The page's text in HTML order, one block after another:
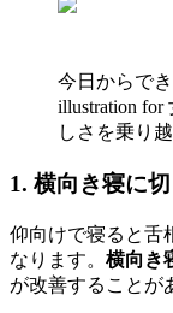
今日からで
illustration
しさを乗り
1. 横向き寝に
仰向けで寝ると舌
なります。 横向き
が改善することが